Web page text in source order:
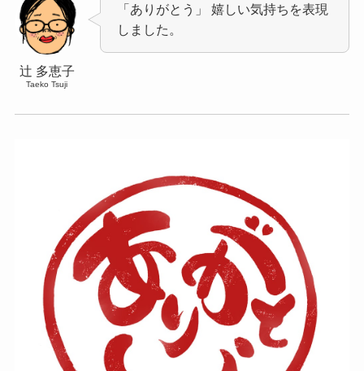
辻 多恵子
Taeko Tsuji
「ありがとう」 嬉しい気持ちを表現
しました。